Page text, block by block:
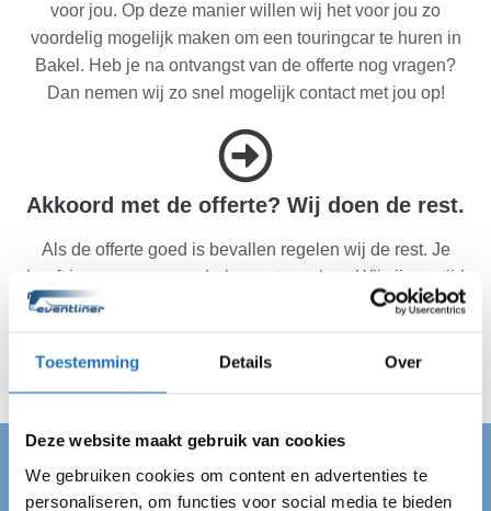
Toestemming Details Over
Deze website maakt gebruik van cookies
We gebruiken cookies om content en advertenties te
personaliseren, om functies voor social media te bieden
voor jou. Op deze manier willen wij het voor jou zo
voordelig mogelijk maken om een touringcar te huren in
Bakel. Heb je na ontvangst van de offerte nog vragen?
Dan nemen wij zo snel mogelijk contact met jou op!
Akkoord met de offerte? Wij doen de rest.
Als de offerte goed is bevallen regelen wij de rest. Je
hoeft je nergens meer druk over te maken. Wij zijn op tijd
bij de afgesproken bestemming in Bakel en zorgen voor
TOURINGCAR HUREN BAKEL